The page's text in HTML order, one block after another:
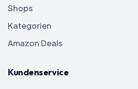
Shops
Kategorien
Amazon Deals
Kundenservice